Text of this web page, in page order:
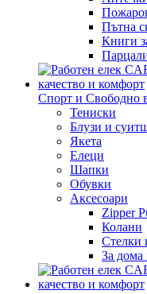
Пътна
Книги
Спорт и Свободно
Тениски
Блузи и
Якета
Елеци
Шапки
Обувки
Аксесоари
Zipper
Колани
Стелки
За дома